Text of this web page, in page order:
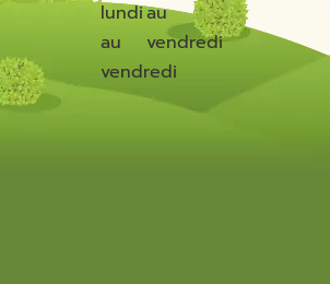
lundi
au
vendredi
au
vendredi